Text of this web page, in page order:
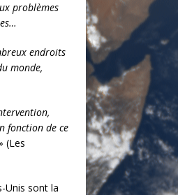
problèmes
endroits
monde,
fonction de ce
(Les
Unis sont la